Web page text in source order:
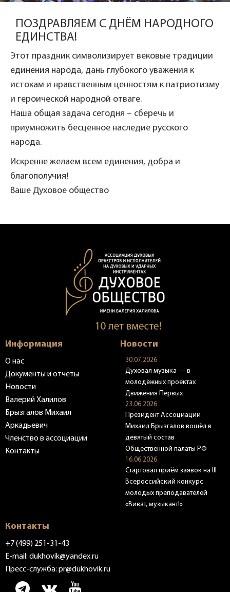
ПОЗДРАВЛЯЕМ С ДНЁМ НАРОДНОГО
ЕДИНСТВА!
Этот праздник символизирует вековые традиции
единения народа, дань глубокого уважения к
истокам и нравственным ценностям к патриотизму
и героической народной отваге.
Наша общая задача сегодня – сберечь и
приумножить бесценное наследие русского
народа.
Искренне желаем всем единения, добра и
благополучия!
Ваше Духовое общество
Информация
О нас
Документы и отчеты
Новости
Валерий Халилов
Брызгалов Михаил
Аркадьевич
Членство в ассоциации
Контакты
Новости
30.07.2026
Духовая музыка — в
молодёжных проектах
Движения Первых
23.06.2026
Президент Ассоциации
Михаил Брызгалов вошёл в
девятый состав
Общественной палаты РФ
16.06.2026
Стартовал приём заявок на III
Всероссийский конкурс
молодых преподавателей
«Виват, музыкант!»
Контакты
+7 (499) 251-31-43
E-mail: dukhovik@yandex.ru
Пресс-служба: pr@dukhovik.ru